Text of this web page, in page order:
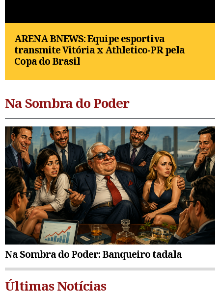
ARENA BNEWS: Equipe esportiva
transmite Vitória x Athletico-PR pela
Copa do Brasil
Na Sombra do Poder
Na Sombra do Poder: Banqueiro tadala
Últimas Notícias